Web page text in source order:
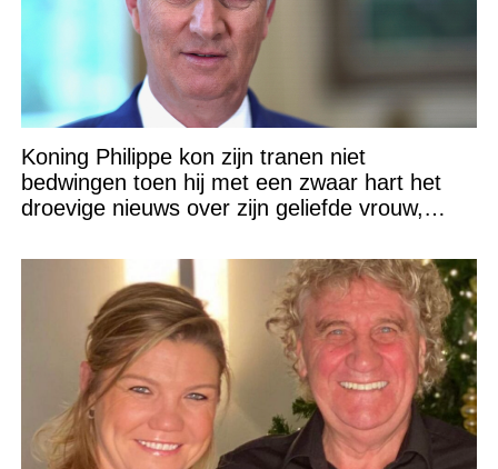
Koning Philippe kon zijn tranen niet
bedwingen toen hij met een zwaar hart het
droevige nieuws over zijn geliefde vrouw,